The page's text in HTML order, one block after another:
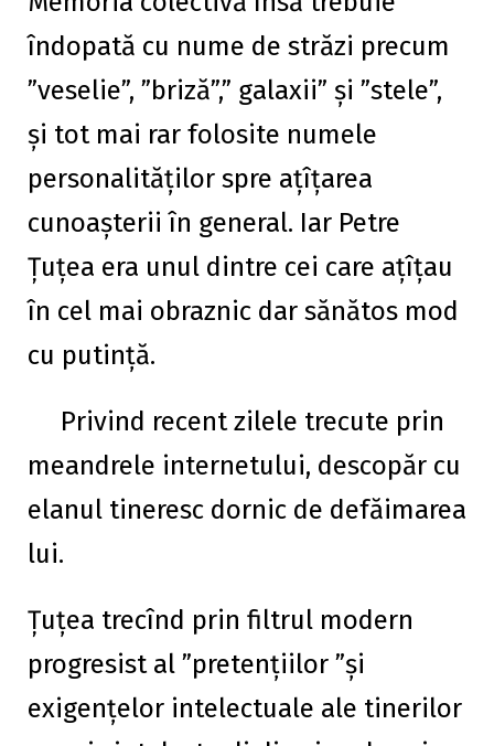
îndopată cu nume de străzi precum
”veselie”, ”briză”,” galaxii” și ”stele”,
și tot mai rar folosite numele
personalităților spre ațîțarea
cunoașterii în general. Iar Petre
Țuțea era unul dintre cei care ațîțau
în cel mai obraznic dar sănătos mod
cu putință.
Privind recent zilele trecute prin
meandrele internetului, descopăr cu
elanul tineresc dornic de defăimarea
lui.
Țuțea trecînd prin filtrul modern
progresist al ”pretențiilor ”și
exigențelor intelectuale ale tinerilor